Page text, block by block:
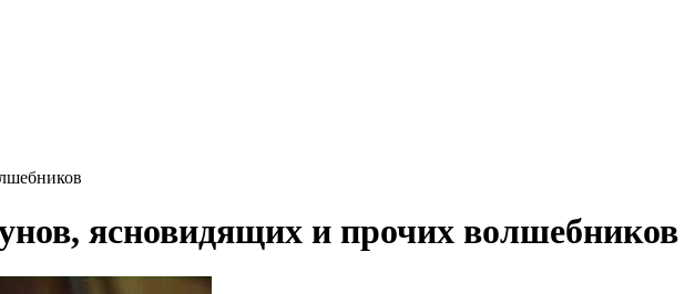
ясновидящих и прочих волшебников